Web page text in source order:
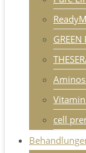
GREEN
cell